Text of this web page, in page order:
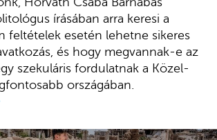
írásában arra keresi a
feltételek esetén lehetne sikeres
és hogy megvannak-e az
szekuláris fordulatnak a Közel-
országában.